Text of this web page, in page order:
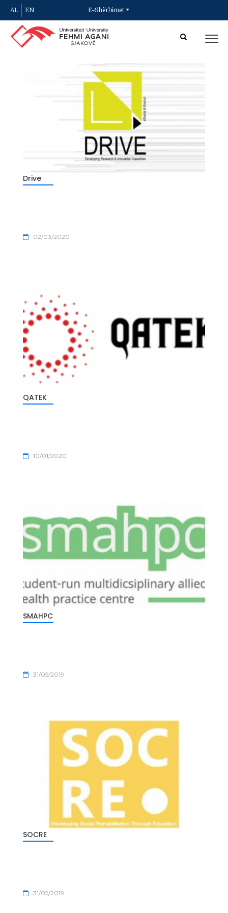
AL EN E-Shërbimet
Drive
02/03/2020
QATEK
10/01/2020
SMAHPC
31/05/2019
SOCRE
31/05/2019